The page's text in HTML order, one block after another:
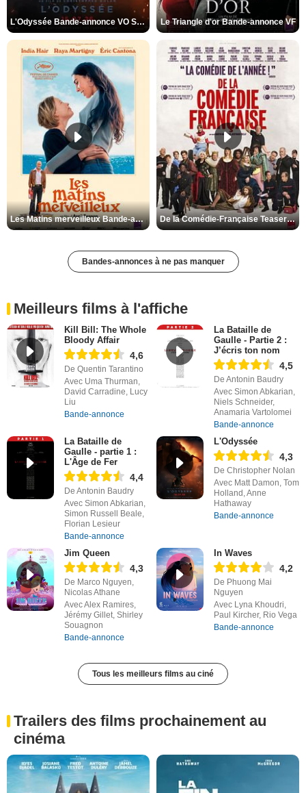
L'Odyssée Bande-annonce VO STFR Le Triangle d'or Bande-annonce VF
Les Matins merveilleux Bande-annonce VF De la Comédie-Française Teaser VF
Bandes-annonces à ne pas manquer
Meilleurs films à l'affiche
Kill Bill: The Whole
Bloody Affair
4,6
De Quentin Tarantino
Avec Uma Thurman,
David Carradine, Lucy
Liu
Bande-annonce
La Bataille de
Gaulle - Partie 2 :
J’écris ton nom
4,5
De Antonin Baudry
Avec Simon Abkarian,
Niels Schneider,
Anamaria Vartolomei
Bande-annonce
La Bataille de
Gaulle - partie 1 :
L'Âge de Fer
4,4
De Antonin Baudry
Avec Simon Abkarian,
Simon Russell Beale,
Florian Lesieur
Bande-annonce
L'Odyssée
4,3
De Christopher Nolan
Avec Matt Damon, Tom
Holland, Anne
Hathaway
Bande-annonce
Jim Queen
4,3
De Marco Nguyen,
Nicolas Athane
Avec Alex Ramires,
Jérémy Gillet, Shirley
Souagnon
Bande-annonce
In Waves
4,2
De Phuong Mai
Nguyen
Avec Lyna Khoudri,
Paul Kircher, Rio Vega
Bande-annonce
Tous les meilleurs films au ciné
Trailers des films prochainement au
cinéma